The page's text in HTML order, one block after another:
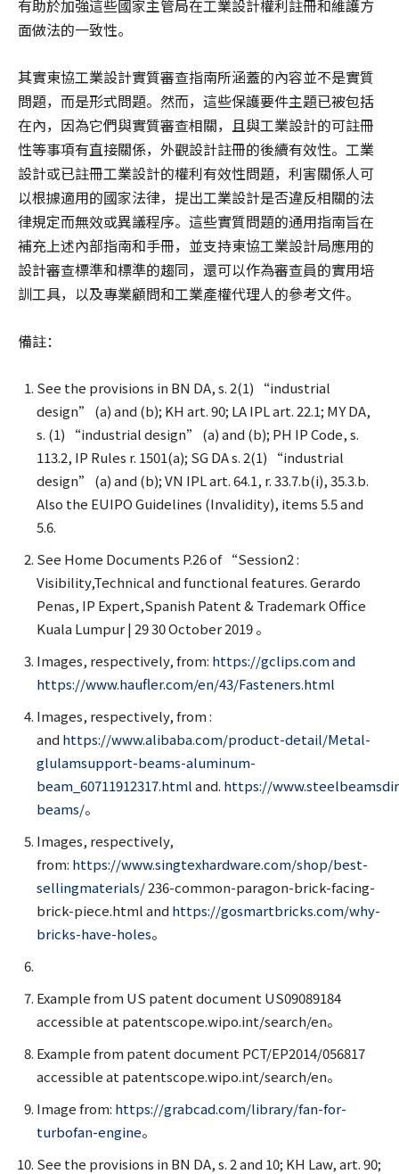
有助於加強這些國家主管局在工業設計權利註冊和維護方
面做法的一致性。
其實東協工業設計實質審查指南所涵蓋的內容並不是實質
問題，而是形式問題。然而，這些保護要件主題已被包括
在內，因為它們與實質審查相關，且與工業設計的可註冊
性等事項有直接關係，外觀設計註冊的後續有效性。工業
設計或已註冊工業設計的權利有效性問題，利害關係人可
以根據適用的國家法律，提出工業設計是否違反相關的法
律規定而無效或異議程序。這些實質問題的通用指南旨在
補充上述內部指南和手冊，並支持東協工業設計局應用的
設計審查標準和標準的趨同，還可以作為審查員的實用培
訓工具，以及專業顧問和工業產權代理人的參考文件。
備註：
See the provisions in BN DA, s. 2(1) “industrial
design” (a) and (b); KH art. 90; LA IPL art. 22.1; MY DA,
s. (1) “industrial design” (a) and (b); PH IP Code, s.
113.2, IP Rules r. 1501(a); SG DA s. 2(1) “industrial
design” (a) and (b); VN IPL art. 64.1, r. 33.7.b(i), 35.3.b.
Also the EUIPO Guidelines (Invalidity), items 5.5 and
5.6.
See Home Documents P.26 of “Session2 :
Visibility,Technical and functional features. Gerardo
Penas, IP Expert,Spanish Patent & Trademark Office
Kuala Lumpur | 29 30 October 2019 。
Images, respectively, from: https://gclips.com and
https://www.haufler.com/en/43/Fasteners.html
Images, respectively, from :
and https://www.alibaba.com/product-detail/Metal-
glulamsupport-beams-aluminum-
beam_60711912317.htmland. https://
beams/。
Images, respectively,
from: https://www.singtexhardware.com/shop/best-
sellingmaterials/236-common-paragon-brick-facing-
brick-piece.html and https://gosmartbricks.com/why-
bricks-have-holes。
Example from US patent document US09089184
accessible at patentscope.wipo.int/search/en。
Example from patent document PCT/EP2014/056817
accessible at patentscope.wipo.int/search/en。
Image from: https://grabcad.com/library/fan-for-
turbofan-engine。
See the provisions in BN DA, s. 2 and 10; KH Law, art. 90;